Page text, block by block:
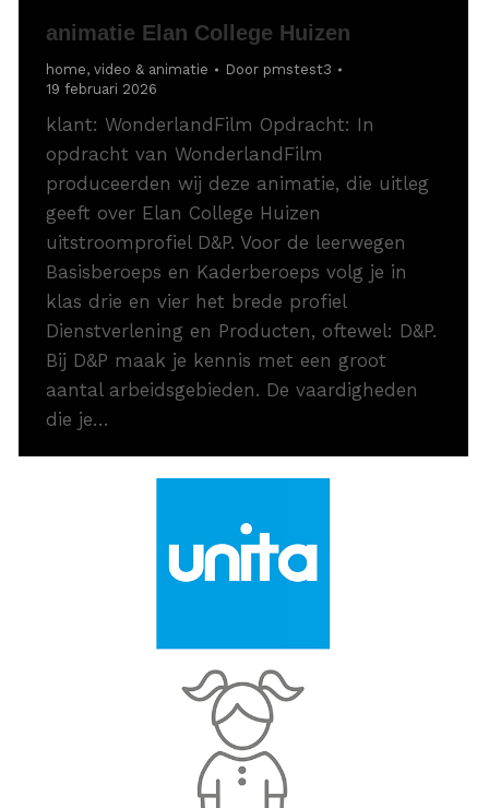
animatie Elan College Huizen
home,video & animatie Door pmstest3
19 februari 2026
klant: WonderlandFilm Opdracht: In
opdracht van WonderlandFilm
produceerden wij deze animatie, die uitleg
geeft over Elan College Huizen
uitstroomprofiel D&P. Voor de leerwegen
Basisberoeps en Kaderberoeps volg je in
klas drie en vier het brede profiel
Dienstverlening en Producten, oftewel: D&P.
Bij D&P maak je kennis met een groot
aantal arbeidsgebieden. De vaardigheden
die je…